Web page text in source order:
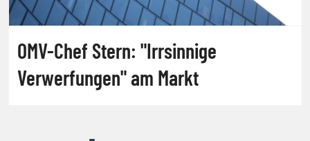
OMV-Chef Stern: "Irrsinnige
Verwerfungen" am Markt